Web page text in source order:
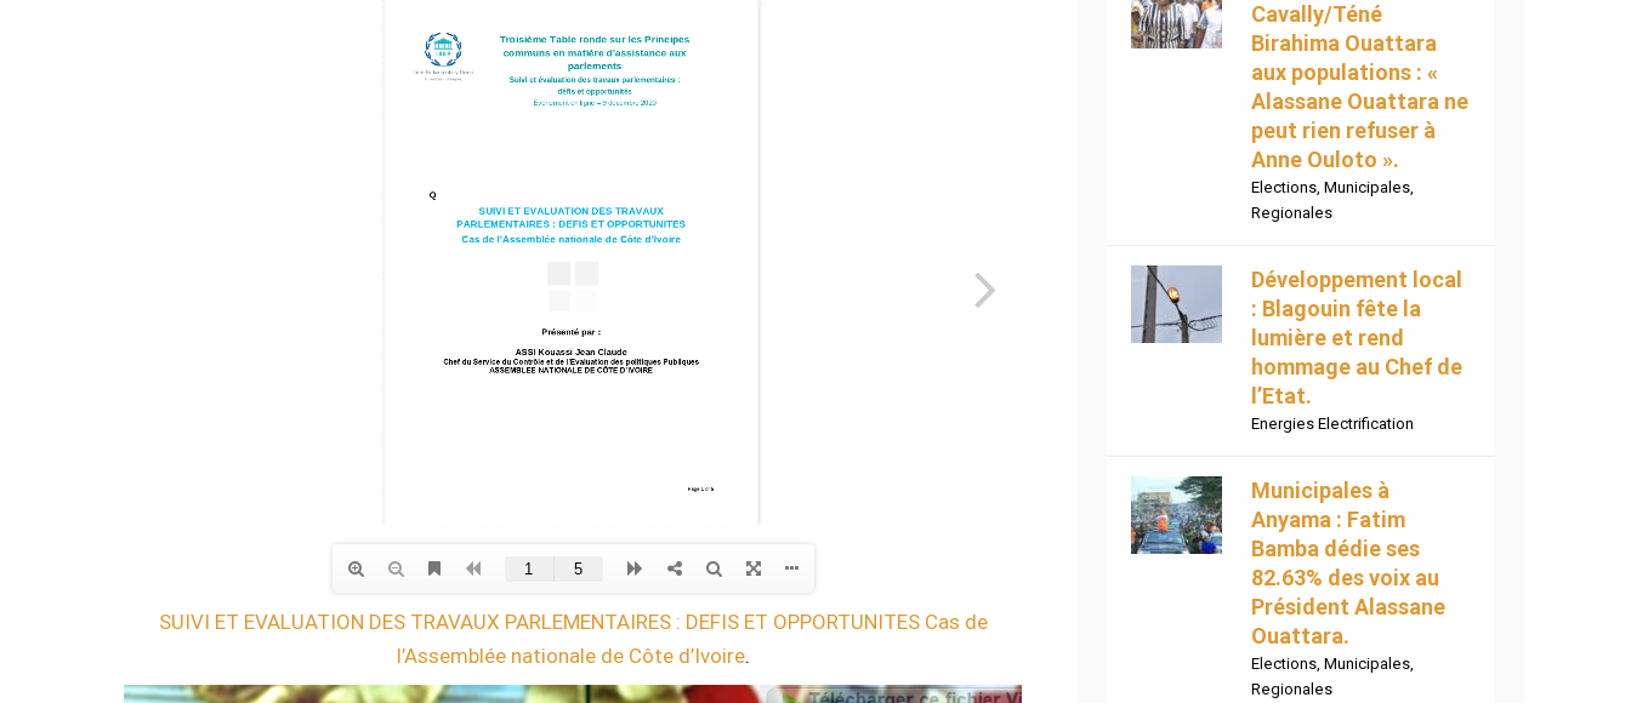
SUIVI ET EVALUATION DES TRAVAUX PARLEMENTAIRES : DEFIS ET OPPORTUNITES Cas de
l’Assemblée nationale de Côte d’Ivoire.
Cavally/Téné
Birahima Ouattara
aux populations : «
Alassane Ouattara ne
peut rien refuser à
Anne Ouloto ».
Elections, Municipales,
Regionales
Développement local
: Blagouin fête la
lumière et rend
hommage au Chef de
l’Etat.
Energies Electrification
Municipales à
Anyama : Fatim
Bamba dédie ses
82.63% des voix au
Président Alassane
Ouattara.
Elections, Municipales,
Regionales